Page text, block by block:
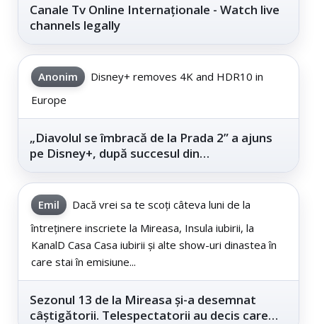
Canale Tv Online Internaționale - Watch live
channels legally
Anonim
Disney+ removes 4K and HDR10 in
Europe
„Diavolul se îmbracă de la Prada 2” a ajuns
pe Disney+, după succesul din
Emil
Dacă vrei sa te scoți câteva luni de la
întreținere inscriete la Mireasa, Insula iubirii, la
KanalD Casa Casa iubirii și alte show-uri dinastea în
care stai în emisiune...
Sezonul 13 de la Mireasa și-a desemnat
câștigătorii. Telespectatorii au decis care